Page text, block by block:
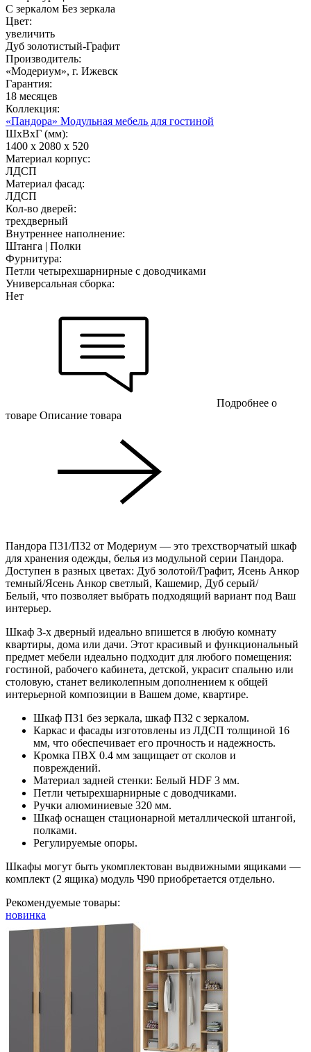
С зеркалом Без зеркала
Цвет:
увеличить
Дуб золотистый-Графит
Производитель:
«Модериум», г. Ижевск
Гарантия:
18 месяцев
Коллекция:
«Пандора» Модульная мебель для гостиной
ШхВхГ (мм):
1400 х 2080 х 520
Материал корпус:
ЛДСП
Материал фасад:
ЛДСП
Кол-во дверей:
трехдверный
Внутреннее наполнение:
Штанга | Полки
Фурнитура:
Петли четырехшарнирные с доводчиками
Универсальная сборка:
Нет
Подробнее о
товаре Описание товара
Пандора П31/П32 от Модериум — это трехстворчатый шкаф
для хранения одежды, белья из модульной серии Пандора.
Доступен в разных цветах: Дуб золотой/Графит, Ясень Анкор
темный/Ясень Анкор светлый, Кашемир, Дуб серый/
Белый, что позволяет выбрать подходящий вариант под Ваш
интерьер.
Шкаф 3-х дверный идеально впишется в любую комнату
квартиры, дома или дачи. Этот красивый и функциональный
предмет мебели идеально подходит для любого помещения:
гостиной, рабочего кабинета, детской, украсит спальню или
столовую, станет великолепным дополнением к общей
интерьерной композиции в Вашем доме, квартире.
Шкаф П31 без зеркала, шкаф П32 с зеркалом.
Каркас и фасады изготовлены из ЛДСП толщиной 16
мм, что обеспечивает его прочность и надежность.
Кромка ПВХ 0.4 мм защищает от сколов и
повреждений.
Материал задней стенки: Белый HDF 3 мм.
Петли четырехшарнирные с доводчиками.
Ручки алюминиевые 320 мм.
Шкаф оснащен стационарной металлической штангой,
полками.
Регулируемые опоры.
Шкафы могут быть укомплектован выдвижными ящиками —
комплект (2 ящика) модуль Ч90 приобретается отдельно.
Рекомендуемые товары:
новинка